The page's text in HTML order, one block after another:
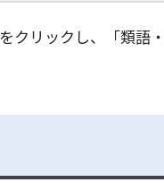
リックし、「類語